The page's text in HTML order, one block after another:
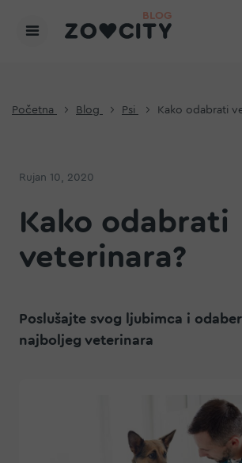
Početna Blog Psi Kako odabrati
Rujan 10, 2020
Kako odabrati
veterinara?
Poslušajte svog ljubimca i
najboljeg veterinara